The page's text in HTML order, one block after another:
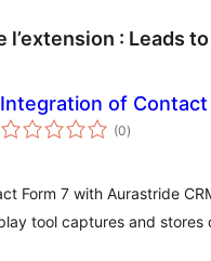
l’extension : Leads
Integration of
(0notes
en
)
Form 7 with Aurastride
tool captures and